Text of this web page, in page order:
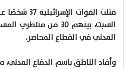
ا
قتلت القوات
السبت، بينهم 30 من
المدني في القطاع المحاصر.